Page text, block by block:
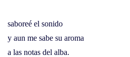
saboreé el sonido
y aun me sabe su aroma
a las notas del alba.